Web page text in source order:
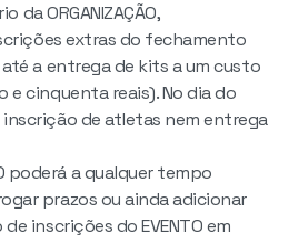
da ORGANIZAÇÃO,
extras do fechamento
a entrega de kits a um custo
e cinquenta reais). No dia do
de atletas nem entrega
poderá a qualquer tempo
prazos ou ainda adicionar
inscrições do EVENTO em